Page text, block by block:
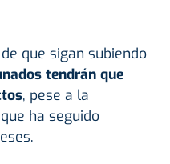
que sigan subiendo
tendrán que
, pese a la
ha seguido